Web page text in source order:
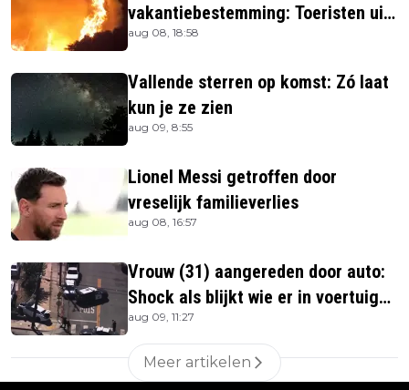
vakantiebestemming: Toeristen uit
verblijven gehaald
aug 08, 18:58
Vallende sterren op komst: Zó laat
kun je ze zien
aug 09, 8:55
Lionel Messi getroffen door
vreselijk familieverlies
aug 08, 16:57
Vrouw (31) aangereden door auto:
Shock als blijkt wie er in voertuig
zitten
aug 09, 11:27
Meer artikelen